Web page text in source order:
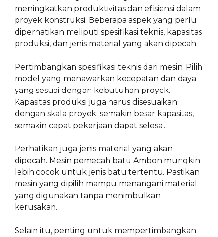
meningkatkan produktivitas dan efisiensi dalam
proyek konstruksi. Beberapa aspek yang perlu
diperhatikan meliputi spesifikasi teknis, kapasitas
produksi, dan jenis material yang akan dipecah.
Pertimbangkan spesifikasi teknis dari mesin. Pilih
model yang menawarkan kecepatan dan daya
yang sesuai dengan kebutuhan proyek.
Kapasitas produksi juga harus disesuaikan
dengan skala proyek; semakin besar kapasitas,
semakin cepat pekerjaan dapat selesai.
Perhatikan juga jenis material yang akan
dipecah. Mesin pemecah batu Ambon mungkin
lebih cocok untuk jenis batu tertentu. Pastikan
mesin yang dipilih mampu menangani material
yang digunakan tanpa menimbulkan
kerusakan.
Selain itu, penting untuk mempertimbangkan